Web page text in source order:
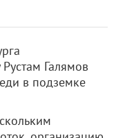
Рустам Галямов
в подземке